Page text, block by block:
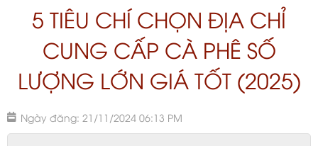
5 TIÊU CHÍ CHỌN ĐỊA CHỈ
CUNG CẤP CÀ PHÊ SỐ
LƯỢNG LỚN GIÁ TỐT (2025)
Ngày đăng: 21/11/2024 06:13 PM